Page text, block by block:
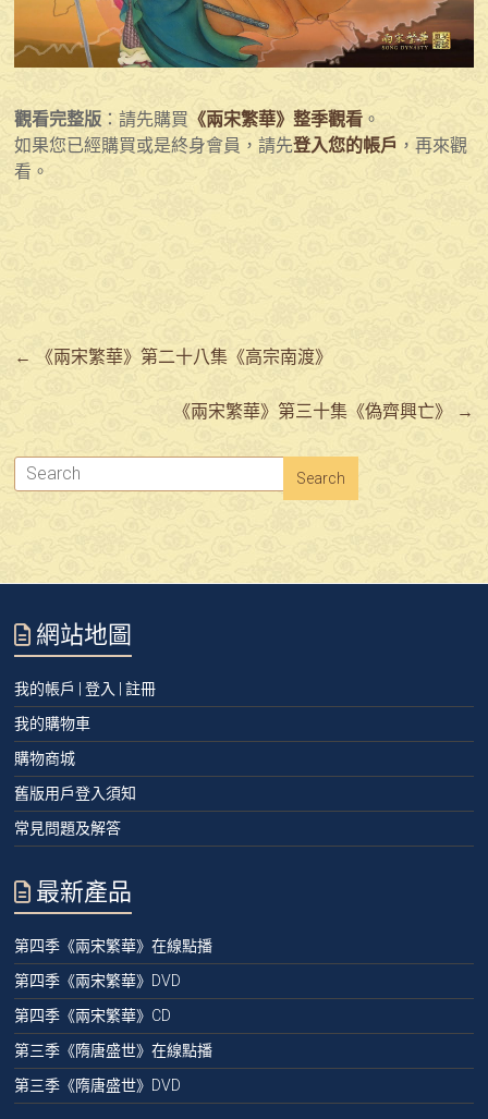
觀看完整版 ：請先購買 《兩宋繁華》整季觀看 。
如果您已經購買或是終身會員，請先登入您的帳戶 ，再來觀
看。
← 《兩宋繁華》第二十八集《高宗南渡》
《兩宋繁華》第三十集《偽齊興亡》 →
網站地圖
我的帳戶 | 登入 | 註冊
我的購物車
購物商城
舊版用戶登入須知
常見問題及解答
最新產品
第四季《兩宋繁華》在線點播
第四季《兩宋繁華》DVD
第四季《兩宋繁華》CD
第三季《隋唐盛世》在線點播
第三季《隋唐盛世》DVD